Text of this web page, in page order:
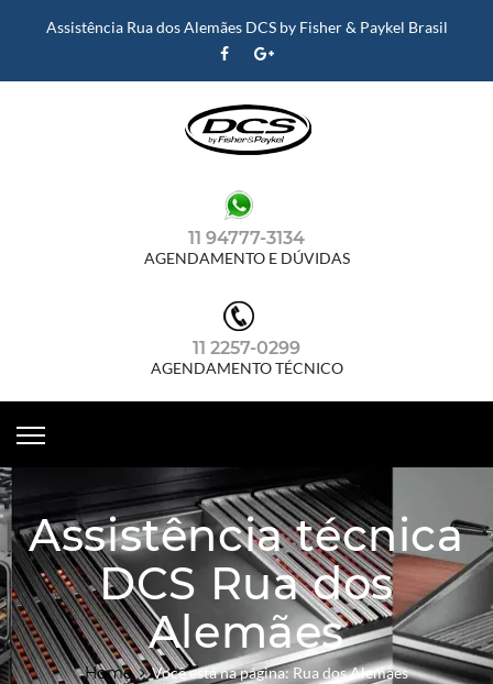
Assistência Rua dos Alemães DCS by Fisher & Paykel Brasil
11 94777-3134
AGENDAMENTO E DÚVIDAS
11 2257-0299
AGENDAMENTO TÉCNICO
Assistência técnica
DCS Rua dos
Alemães
Home Você está na página: Rua dos Alemães